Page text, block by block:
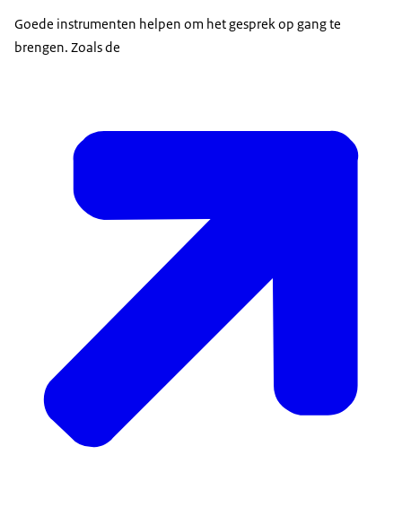
Goede instrumenten helpen om het gesprek op gang te
brengen. Zoals de